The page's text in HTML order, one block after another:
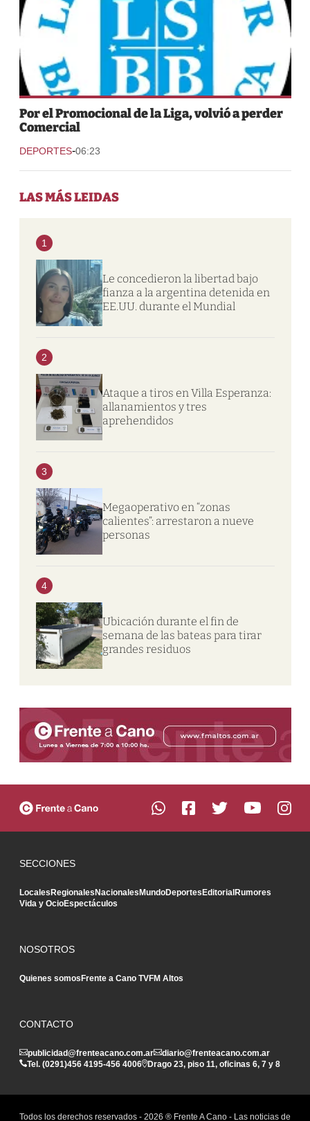
Por el Promocional de la Liga, volvió a perder
Comercial
DEPORTES-06:23
LAS MÁS LEIDAS
1
Le concedieron la libertad bajo
fianza a la argentina detenida en
EE.UU. durante el Mundial
2
Ataque a tiros en Villa Esperanza:
allanamientos y tres
aprehendidos
3
Megaoperativo en “zonas
calientes”: arrestaron a nueve
personas
4
Ubicación durante el fin de
semana de las bateas para tirar
grandes residuos
SECCIONES
LocalesRegionalesNacionalesMundoDeportesEditorialRumores
Vida y OcioEspectáculos
NOSOTROS
Quienes somosFrente a Cano TVFM Altos
CONTACTO
publicidad@frenteacano.com.ar
diario@frenteacano.com.ar
Tel. (0291)456 4195-456 4006 Drago 23, piso 11, oficinas 6, 7 y 8
Todos los derechos reservados - 2026 ® Frente A Cano - Las noticias de